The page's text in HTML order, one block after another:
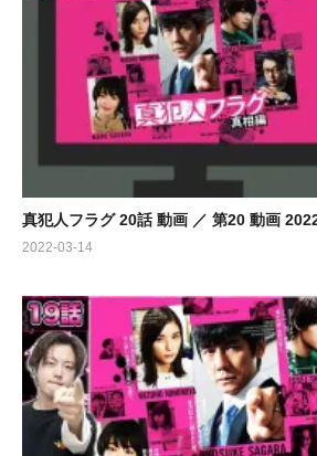
真犯人フラグ 20話 動画 ／ 第20 動画
2022-03-14